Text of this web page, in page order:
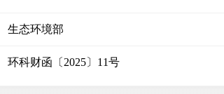
生态环境部
环科财函〔2025〕11号